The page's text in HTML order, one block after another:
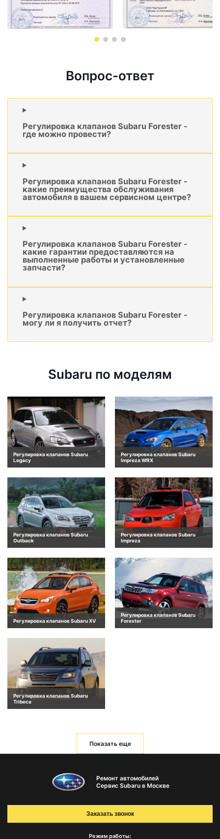
Вопрос-ответ
Регулировка клапанов Subaru Forester -
где можно провести?
Регулировка клапанов Subaru Forester -
какие преимущества обслуживания
автомобиля в вашем сервисном центре?
Регулировка клапанов Subaru Forester -
какие гарантии предоставляются на
выполненные работы и установленные
запчасти?
Регулировка клапанов Subaru Forester -
могу ли я получить отчет?
Subaru по моделям
Регулировка клапанов Subaru
Legacy
Регулировка клапанов Subaru
Impreza WRX
Регулировка клапанов Subaru
Outback
Регулировка клапанов Subaru
Impreza
Регулировка клапанов Subaru XV
Регулировка клапанов Subaru
Forester
Регулировка клапанов Subaru
Tribeca
Показать еще
Ремонт автомобилей
Сервис Subaru в Москве
Режим работы:
Заказать звонок